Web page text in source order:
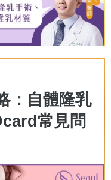
：自體隆乳
常見問